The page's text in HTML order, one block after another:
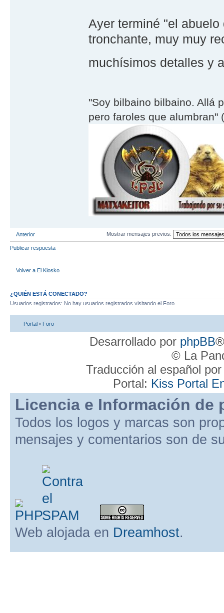
Ayer terminé "el
tronchante, muy muy
muchísimos detalles y
"Soy bilbaino bilbaino. Allá
pero faroles que alumbran"
Anterior Mostrar mensajes previos:
Publicar respuesta
Volver a El Kiosko
¿QUIÉN ESTÁ CONECTADO?
Usuarios registrados: No hay usuarios registrados visitando el Foro
Portal • Foro
Desarrollado por phpBB
© La
Traducción al español
Portal: Kiss Portal
Licencia e Información de
Todos los logos y marcas son
mensajes y comentarios son de
Web alojada en Dreamhost.